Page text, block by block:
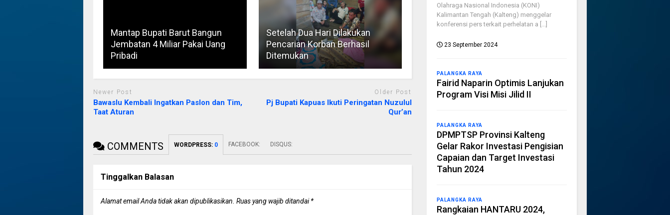
Mantap Bupati Barut Bangun
Jembatan 4 Miliar Pakai Uang
Pribadi
Setelah Dua Hari Dilakukan
Pencarian Korban Berhasil
Ditemukan
Newer Post
Bawaslu Kembali Ingatkan Paslon dan Tim,
Taat Aturan
Older Post
Pj Bupati Kapuas Ikuti Peringatan Nuzulul
Qur’an
COMMENTS WORDPRESS: 0 FACEBOOK: DISQUS:
Tinggalkan Balasan
Alamat email Anda tidak akan dipublikasikan. Ruas yang wajib ditandai*
Olahraga Nasional Indonesia (KONI)
Kalimantan Tengah (Kalteng) menggelar
konferensi pers terkait perhelatan a [...]
23 September 2024
PALANGKA RAYA
Fairid Naparin Optimis Lanjukan
Program Visi Misi Jilid II
PALANGKA RAYA
DPMPTSP Provinsi Kalteng
Gelar Rakor Investasi Pengisian
Capaian dan Target Investasi
Tahun 2024
PALANGKA RAYA
Rangkaian HANTARU 2024,